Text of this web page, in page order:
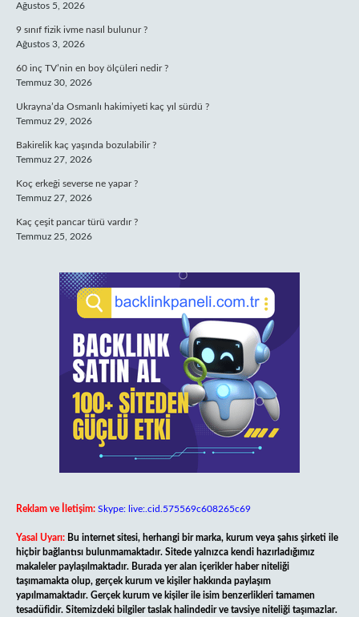
Ağustos 5, 2026
9 sınıf fizik ivme nasıl bulunur ?
Ağustos 3, 2026
60 inç TV’nin en boy ölçüleri nedir ?
Temmuz 30, 2026
Ukrayna’da Osmanlı hakimiyeti kaç yıl sürdü ?
Temmuz 29, 2026
Bakirelik kaç yaşında bozulabilir ?
Temmuz 27, 2026
Koç erkeği severse ne yapar ?
Temmuz 27, 2026
Kaç çeşit pancar türü vardır ?
Temmuz 25, 2026
Reklam ve İletişim: Skype: live:.cid.575569c608265c69
Yasal Uyarı: Bu internet sitesi, herhangi bir marka, kurum veya şahıs şirketi ile
hiçbir bağlantısı bulunmamaktadır. Sitede yalnızca kendi hazırladığımız
makaleler paylaşılmaktadır. Burada yer alan içerikler haber niteliği
taşımamakta olup, gerçek kurum ve kişiler hakkında paylaşım
yapılmamaktadır. Gerçek kurum ve kişiler ile isim benzerlikleri tamamen
tesadüfidir. Sitemizdeki bilgiler taslak halindedir ve tavsiye niteliği taşımazlar.